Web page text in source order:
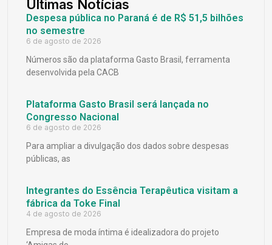
Últimas Notícias
Despesa pública no Paraná é de R$ 51,5 bilhões
no semestre
6 de agosto de 2026
Números são da plataforma Gasto Brasil, ferramenta
desenvolvida pela CACB
Plataforma Gasto Brasil será lançada no
Congresso Nacional
6 de agosto de 2026
Para ampliar a divulgação dos dados sobre despesas
públicas, as
Integrantes do Essência Terapêutica visitam a
fábrica da Toke Final
4 de agosto de 2026
Empresa de moda íntima é idealizadora do projeto